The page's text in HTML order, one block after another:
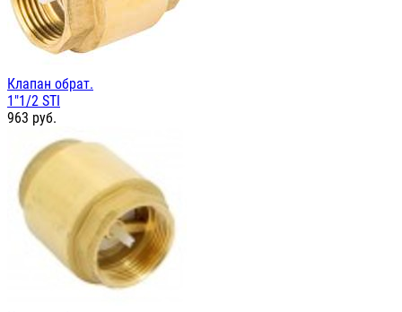
Клапан обрат.
1"1/2 STI
963 руб.